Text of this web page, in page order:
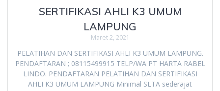
SERTIFIKASI AHLI K3 UMUM
LAMPUNG
Maret 2, 2021
PELATIHAN DAN SERTIFIKASI AHLI K3 UMUM LAMPUNG.
PENDAFTARAN ; 08115499915 TELP/WA PT HARTA RABEL
LINDO. PENDAFTARAN PELATIHAN DAN SERTIFIKASI
AHLI K3 UMUM LAMPUNG Minimal SLTA sederajat